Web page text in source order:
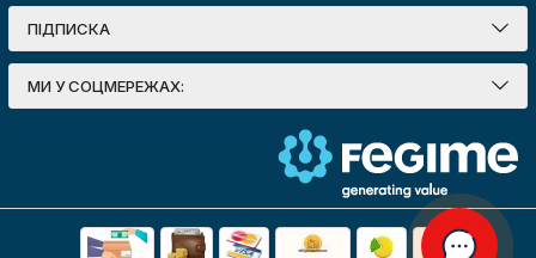
ПІДПИСКА
МИ У СОЦМЕРЕЖАХ: